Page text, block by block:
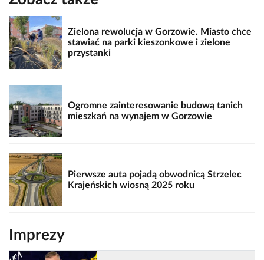
Zielona rewolucja w Gorzowie. Miasto chce
stawiać na parki kieszonkowe i zielone
przystanki
Ogromne zainteresowanie budową tanich
mieszkań na wynajem w Gorzowie
Pierwsze auta pojadą obwodnicą Strzelec
Krajeńskich wiosną 2025 roku
Imprezy